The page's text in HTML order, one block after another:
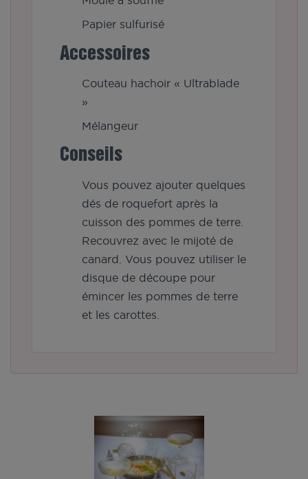
Papier sulfurisé
Accessoires
Couteau hachoir « Ultrablade
»
Mélangeur
Conseils
Vous pouvez ajouter quelques
dés de roquefort après la
cuisson des pommes de terre.
Recouvrez avec le mijoté de
canard. Vous pouvez utiliser le
disque de découpe pour
émincer les pommes de terre
et les carottes.